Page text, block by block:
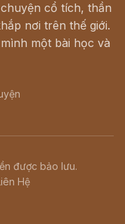
cổ tích, thần
nơi trên thế giới.
một bài học và
được bảo lưu.
Hệ